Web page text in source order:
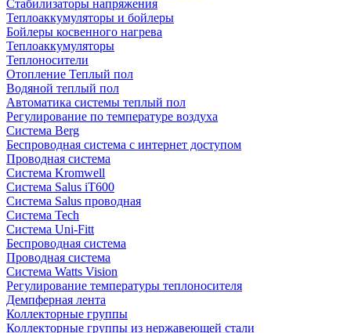
Стабилизаторы напряжения
Теплоаккумуляторы и бойлеры
Бойлеры косвенного нагрева
Теплоаккумуляторы
Теплоносители
Отопление Теплый пол
Водяной теплый пол
Автоматика системы теплый пол
Регулирование по температуре воздуха
Система Berg
Беспроводная система с интернет доступом
Проводная система
Система Kromwell
Система Salus iT600
Система Salus проводная
Система Tech
Система Uni-Fitt
Беспроводная система
Проводная система
Система Watts Vision
Регулирование температуры теплоносителя
Демпферная лента
Коллекторные группы
Коллекторные группы из нержавеющей стали